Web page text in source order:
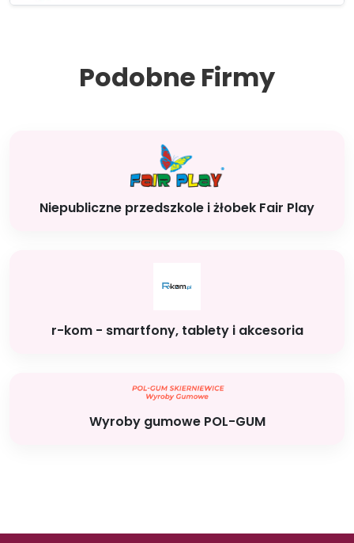
Podobne Firmy
Niepubliczne przedszkole i żłobek Fair Play
r-kom - smartfony, tablety i akcesoria
Wyroby gumowe POL-GUM